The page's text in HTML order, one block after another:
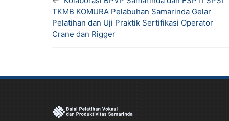
c
e
b
i
t
t
a
t
s
e
TKMB KOMURA Pelabuhan Samarinda Gelar
Pelatihan dan Uji Praktik Sertifikasi Operator
Crane dan Rigger